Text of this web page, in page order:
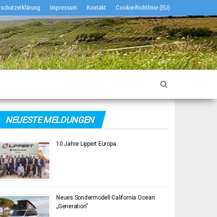
Impressum Kontakt Cookie-Richtlinie (EU)
NEUESTE MELDUNGEN
10 Jahre Lippert Europa
Neues Sondermodell California Ocean
„Generation“